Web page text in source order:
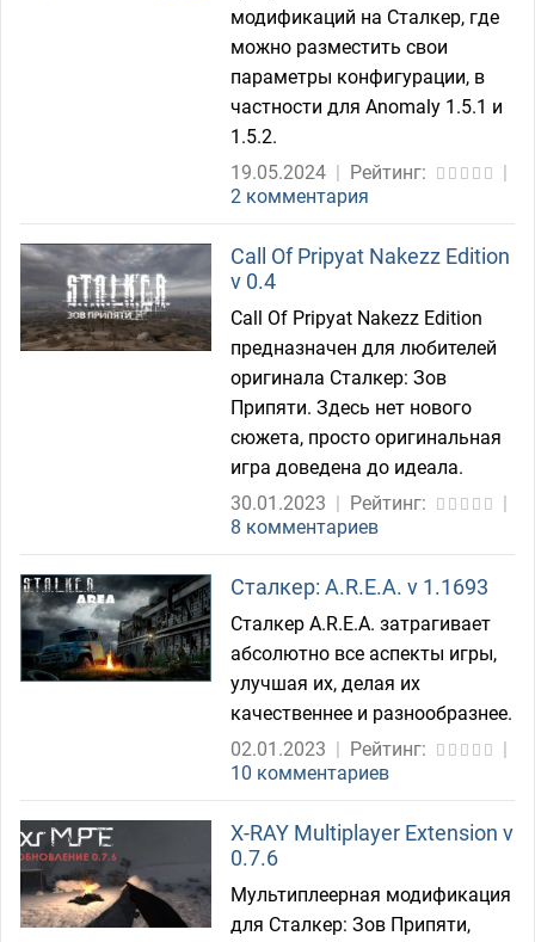
модификаций на Сталкер, где
можно разместить свои
параметры конфигурации, в
частности для Anomaly 1.5.1 и
1.5.2.
19.05.2024 | Рейтинг:
|
2 комментария
Call Of Pripyat Nakezz Edition
v 0.4
Call Of Pripyat Nakezz Edition
предназначен для любителей
оригинала Сталкер: Зов
Припяти. Здесь нет нового
сюжета, просто оригинальная
игра доведена до идеала.
30.01.2023 | Рейтинг:
|
8 комментариев
Сталкер: A.R.E.A. v 1.1693
Сталкер A.R.E.A. затрагивает
абсолютно все аспекты игры,
улучшая их, делая их
качественнее и разнообразнее.
02.01.2023 | Рейтинг:
|
10 комментариев
X-RAY Multiplayer Extension v
0.7.6
Мультиплеерная модификация
для Сталкер: Зов Припяти,